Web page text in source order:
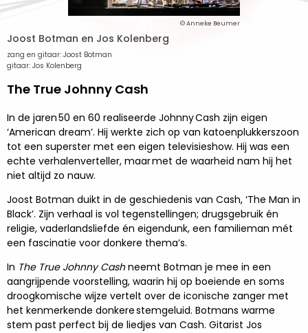
© Anneke Beumer
Joost Botman en Jos Kolenberg
zang en gitaar: Joost Botman
gitaar: Jos Kolenberg
The True Johnny Cash
In de jaren 50 en 60 realiseerde Johnny Cash zijn eigen
‘American dream’. Hij werkte zich op van katoenplukkerszoon
tot een superster met een eigen televisieshow. Hij was een
echte verhalenverteller, maar met de waarheid nam hij het
niet altijd zo nauw.
Joost Botman duikt in de geschiedenis van Cash, ‘The Man in
Black’. Zijn verhaal is vol tegenstellingen; drugsgebruik én
religie, vaderlandsliefde én eigendunk, een familieman mét
een fascinatie voor donkere thema’s.
In The True Johnny Cashneemt Botman je mee in een
aangrijpende voorstelling, waarin hij op boeiende en soms
droogkomische wijze vertelt over de iconische zanger met
het kenmerkende donkere stemgeluid. Botmans warme
stem past perfect bij de liedjes van Cash. Gitarist Jos